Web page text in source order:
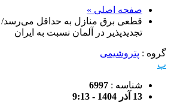
صفحه اصلی »
تجدیدپذیر در آلمان نسبت به ایران
گروه : پتروشیمی
پ
شناسه : 6997
13 آذر 1404 - 9:13